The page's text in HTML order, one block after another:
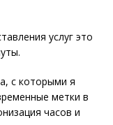
услуг это
с которыми я
метки в
часов и